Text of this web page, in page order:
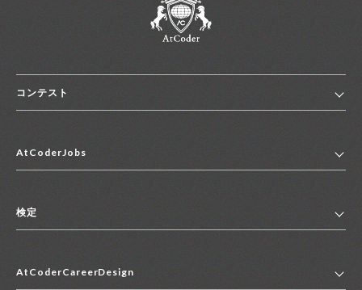
コンテスト
コンテスト一覧
便利リンク集
AtCoderJobs
2027年新卒採用求人一覧
中途採用求人一覧
検定
マイページ
AtCoderCareerDesign